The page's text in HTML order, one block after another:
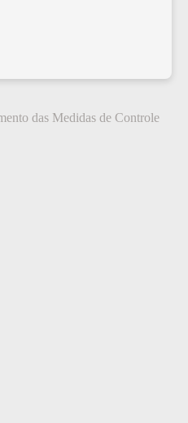
das Medidas de Controle